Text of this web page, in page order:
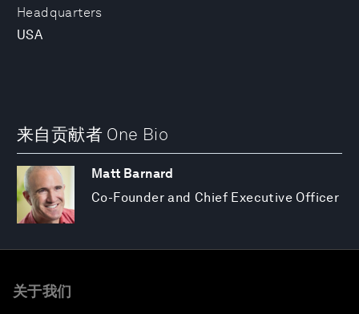
Headquarters
USA
来自贡献者 One Bio
Matt Barnard
Co-Founder and Chief Executive Officer
关于我们